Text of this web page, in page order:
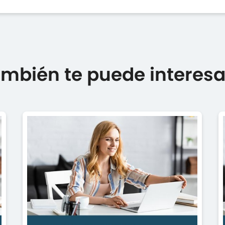
te puede